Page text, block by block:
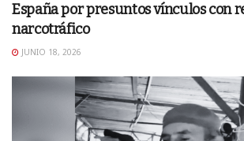
España por presuntos vínculos con
narcotráfico
JUNIO 18, 2026